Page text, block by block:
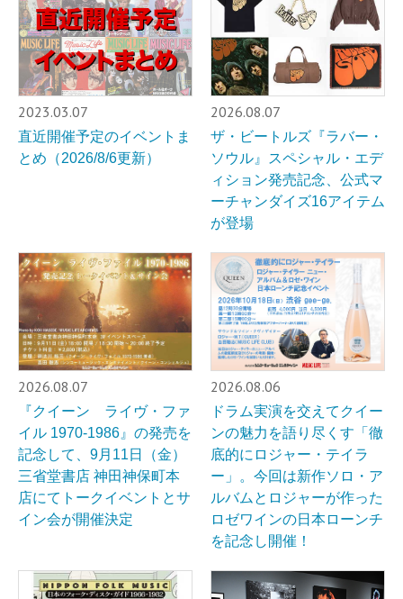
2023.03.07
直近開催予定のイベントま
とめ（2026/8/6更新）
2026.08.07
ザ・ビートルズ『ラバー・
ソウル』スペシャル・エデ
ィション発売記念、公式マ
ーチャンダイズ16アイテム
が登場
2026.08.07
『クイーン ライヴ・ファ
イル 1970-1986』の発売を
記念して、9月11日（金）
三省堂書店 神田神保町本
店にてトークイベントとサ
イン会が開催決定
2026.08.06
ドラム実演を交えてクイー
ンの魅力を語り尽くす「徹
底的にロジャー・テイラ
ー」。今回は新作ソロ・ア
ルバムとロジャーが作った
ロゼワインの日本ローンチ
を記念し開催！